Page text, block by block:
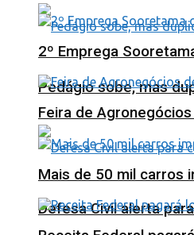
Pedágio sobe, mas
Defesa Civil alerta
2º Emprega
Feira de
Mais de 50 mil carros